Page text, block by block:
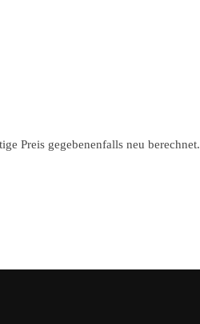
Preis gegebenenfalls neu berechnet.